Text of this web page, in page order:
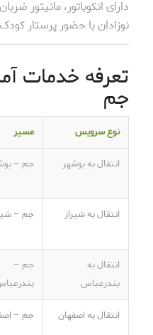
دارای انکوباتور، مانیتور
نوزادان با حضور پرستار
تعرفه خدمات
جم
نوع سرویس مسیر
انتقال به بوشهر جم –
انتقال به شیراز جم –
انتقال به
بندرعباس
جم –
انتقال به اصفهان جم –